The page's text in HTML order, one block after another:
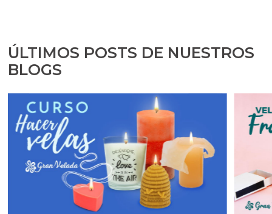
ÚLTIMOS POSTS DE NUESTROS
BLOGS